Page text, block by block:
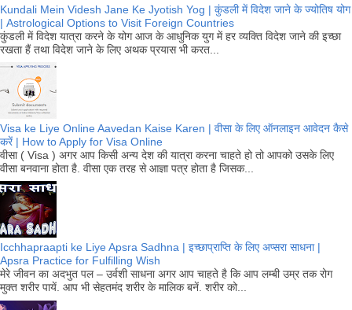
Kundali Mein Videsh Jane Ke Jyotish Yog | कुंडली में विदेश जाने के ज्योतिष योग
| Astrological Options to Visit Foreign Countries
कुंडली में विदेश यात्रा करने के योग आज के आधुनिक युग में हर व्यक्ति विदेश जाने की इच्छा
रखता हैं तथा विदेश जाने के लिए अथक प्रयास भी करत...
Visa ke Liye Online Aavedan Kaise Karen | वीसा के लिए ऑनलाइन आवेदन कैसे
करें | How to Apply for Visa Online
वीसा ( Visa ) अगर आप किसी अन्य देश की यात्रा करना चाहते हो तो आपको उसके लिए
वीसा बनवाना होता है. वीसा एक तरह से आज्ञा पत्र होता है जिसक...
Icchhapraapti ke Liye Apsra Sadhna | इच्छाप्राप्ति के लिए अप्सरा साधना |
Apsra Practice for Fulfilling Wish
मेरे जीवन का अदभुत पल – उर्वशी साधना अगर आप चाहते है कि आप लम्बी उम्र तक रोग
मुक्त शरीर पायें. आप भी सेहतमंद शरीर के मालिक बनें. शरीर को...